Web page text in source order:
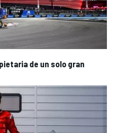
de un solo gran